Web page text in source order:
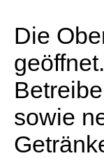
Die
sowie